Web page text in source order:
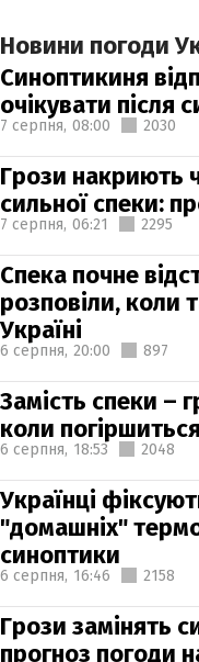
Новини погоди
Синоптикиня
очікувати після
7 серпня, 08:00 2030
Грози накриють
сильної спеки:
7 серпня, 06:21 2295
Спека почне
розповіли, коли
Україні
6 серпня, 20:00 897
Замість спеки –
коли
6 серпня, 18:53 2048
Українці
"домашніх"
синоптики
6 серпня, 16:46 2158
Грози замінять
прогноз погоди